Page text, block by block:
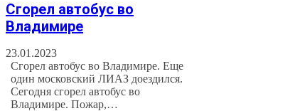
Сгорел автобус во
Владимире
23.01.2023
Сгорел автобус во Владимире. Еще
один московский ЛИАЗ доездился.
Сегодня сгорел автобус во
Владимире. Пожар,…